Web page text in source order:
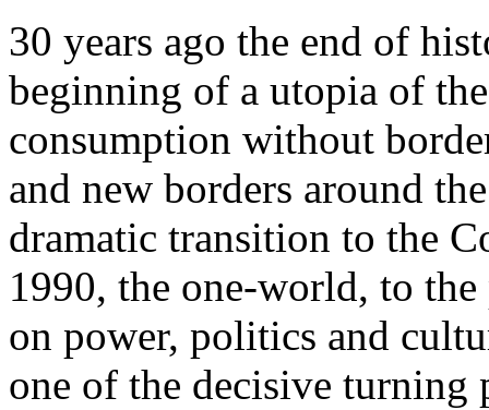
30 years ago the end of
beginning of a utopia of
consumption without
and new borders around
dramatic transition to the
1990, the one-world, to the
on power, politics and
one of the decisive turning